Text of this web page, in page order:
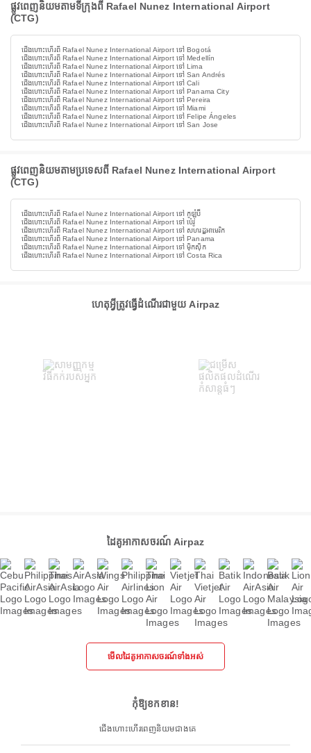
ផ្លូវពេញនិយមតាមទីក្រុងពី Rafael Nunez International Airport
(CTG)
ជើងហោះហើរពី Rafael Nunez International Airport ទៅ Bogotá
ជើងហោះហើរពី Rafael Nunez International Airport ទៅ Medellín
ជើងហោះហើរពី Rafael Nunez International Airport ទៅ Lima
ជើងហោះហើរពី Rafael Nunez International Airport ទៅ San Andrés
ជើងហោះហើរពី Rafael Nunez International Airport ទៅ Cali
ជើងហោះហើរពី Rafael Nunez International Airport ទៅ Panama City
ជើងហោះហើរពី Rafael Nunez International Airport ទៅ Pereira
ជើងហោះហើរពី Rafael Nunez International Airport ទៅ Miami
ជើងហោះហើរពី Rafael Nunez International Airport ទៅ Felipe Ángeles
ជើងហោះហើរពី Rafael Nunez International Airport ទៅ San Jose
ផ្លូវពេញនិយមតាមប្រទេសពី Rafael Nunez International Airport
(CTG)
ជើងហោះហើរពី Rafael Nunez International Airport ទៅ កូឡុំប៊ី
ជើងហោះហើរពី Rafael Nunez International Airport ទៅ ប៉េរូ
ជើងហោះហើរពី Rafael Nunez International Airport ទៅ សហរដ្ឋអាមេរិក
ជើងហោះហើរពី Rafael Nunez International Airport ទៅ Panama
ជើងហោះហើរពី Rafael Nunez International Airport ទៅ ម៉ិកស៊ិក
ជើងហោះហើរពី Rafael Nunez International Airport ទៅ Costa Rica
ហេតុអ្វីត្រូវធ្វើដំណើរជាមួយ Airpaz
ដៃគូអាកាសចរណ៍ Airpaz
មើលដៃគូអាកាសចរណ៍ទាំងអស់
កុំឱ្យខកខាន!
ជើងហោះហើរពេញនិយមជាងគេ